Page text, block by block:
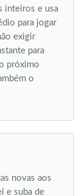
inteiros e usa
para jogar
exigir
para
próximo
o
novas aos
e suba de